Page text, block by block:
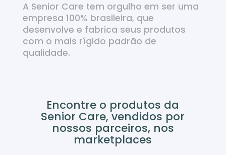
A Senior Care tem orgulho em ser uma
empresa 100% brasileira, que
desenvolve e fabrica seus produtos
com o mais rígido padrão de
qualidade.
Encontre o produtos da
Senior Care, vendidos por
nossos parceiros, nos
marketplaces